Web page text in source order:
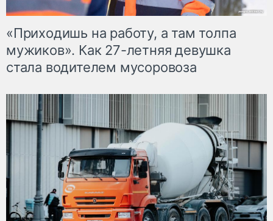
«Приходишь на работу, а там толпа
мужиков». Как 27-летняя девушка
стала водителем мусоровоза